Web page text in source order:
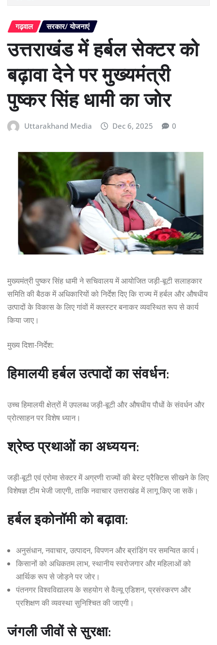
गढ़वाल सरकार/ योजनाएं
उत्तराखंड में हर्बल सेक्टर को
बढ़ावा देने पर मुख्यमंत्री
पुष्कर सिंह धामी का जोर
Uttarakhand Media Dec 6, 2025 0
मुख्यमंत्री पुष्कर सिंह धामी ने सचिवालय में आयोजित जड़ी-बूटी सलाहकार
समिति की बैठक में अधिकारियों को निर्देश दिए कि राज्य में हर्बल और औषधीय
उत्पादों के विकास के लिए गांवों में क्लस्टर बनाकर व्यवस्थित रूप से कार्य
किया जाए।
मुख्य दिशा-निर्देश:
हिमालयी हर्बल उत्पादों का संवर्धन:
उच्च हिमालयी क्षेत्रों में उपलब्ध जड़ी-बूटी और औषधीय पौधों के संवर्धन और
प्रोत्साहन पर विशेष ध्यान।
श्रेष्ठ प्रथाओं का अध्ययन:
जड़ी-बूटी एवं एरोमा सेक्टर में अग्रणी राज्यों की बेस्ट प्रैक्टिस सीखने के लिए
विशेषज्ञ टीम भेजी जाएगी, ताकि नवाचार उत्तराखंड में लागू किए जा सकें।
हर्बल इकोनॉमी को बढ़ावा:
अनुसंधान, नवाचार, उत्पादन, विपणन और ब्रांडिंग पर समन्वित कार्य।
किसानों को अधिकतम लाभ, स्थानीय स्वरोजगार और महिलाओं को
आर्थिक रूप से जोड़ने पर जोर।
पंतनगर विश्वविद्यालय के सहयोग से वैल्यू एडिशन, प्रसंस्करण और
प्रशिक्षण की व्यवस्था सुनिश्चित की जाएगी।
जंगली जीवों से सुरक्षा: